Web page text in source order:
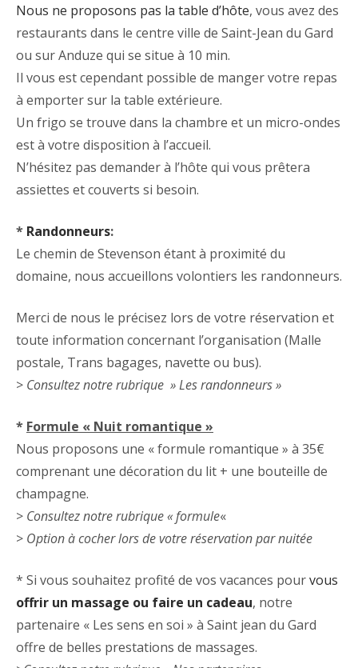
Nous ne proposons pas la table d’hôte, vous avez des
restaurants dans le centre ville de Saint-Jean du Gard
ou sur Anduze qui se situe à 10 min.
Il vous est cependant possible de manger votre repas
à emporter sur la table extérieure.
Un frigo se trouve dans la chambre et un micro-ondes
est à votre disposition à l’accueil.
N’hésitez pas demander à l’hôte qui vous prêtera
assiettes et couverts si besoin.
* Randonneurs:
Le chemin de Stevenson étant à proximité du
domaine, nous accueillons volontiers les randonneurs.
Merci de nous le précisez lors de votre réservation et
toute information concernant l’organisation (Malle
postale, Trans bagages, navette ou bus).
> Consultez notre rubrique » Les randonneurs »
* Formule « Nuit romantique »
Nous proposons une « formule romantique » à 35€
comprenant une décoration du lit + une bouteille de
champagne.
> Consultez notre rubrique « formule«
> Option à cocher lors de votre réservation par nuitée
* Si vous souhaitez profité de vos vacances pourvous
offrir un massage ou faire un cadeau, notre
partenaire « Les sens en soi » à Saint jean du Gard
offre de belles prestations de massages.